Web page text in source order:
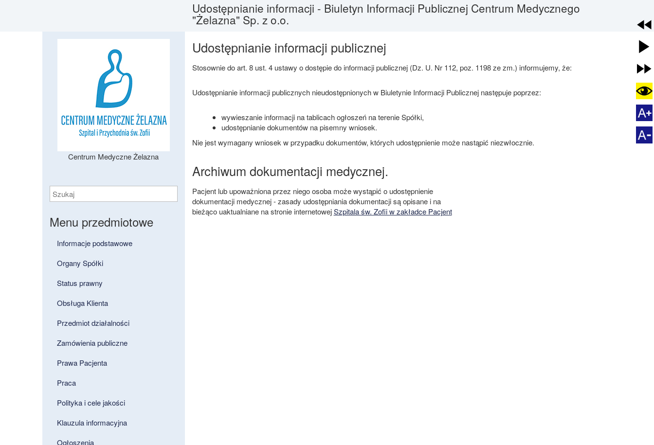
Udostępnianie informacji - Biuletyn Informacji Publicznej Centrum Medycznego
"Żelazna" Sp. z o.o.
Centrum Medyczne Żelazna
Menu przedmiotowe
Informacje podstawowe
Organy Spółki
Status prawny
Obsługa Klienta
Przedmiot działalności
Zamówienia publiczne
Prawa Pacjenta
Praca
Polityka i cele jakości
Klauzula informacyjna
Ogłoszenia
Udostępnianie informacji publicznej
Stosownie do art. 8 ust. 4 ustawy o dostępie do informacji publicznej (Dz. U. Nr 112, poz. 1198 ze zm.) informujemy, że:
Udostępnianie informacji publicznych nieudostępnionych w Biuletynie Informacji Publicznej następuje poprzez:
wywieszanie informacji na tablicach ogłoszeń na terenie Spółki,
udostępnianie dokumentów na pisemny wniosek.
Nie jest wymagany wniosek w przypadku dokumentów, których udostępnienie może nastąpić niezwłocznie.
Archiwum dokumentacji medycznej.
Pacjent lub upoważniona przez niego osoba może wystąpić o udostępnienie
dokumentacji medycznej - zasady udostępniania dokumentacji są opisane i na
bieżąco uaktualniane na stronie internetowejSzpitala św. Zofii w zakładce Pacjent